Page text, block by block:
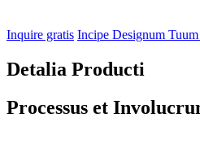
Inquire gratis Incipe Designum
Detalia Producti
Processus et